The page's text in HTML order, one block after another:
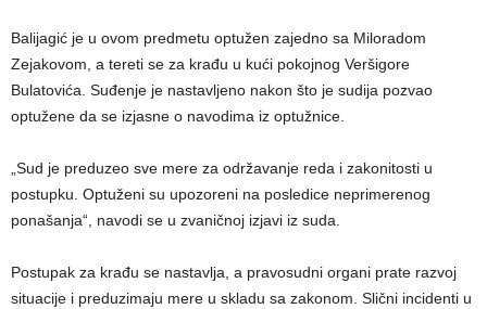
Balijagić je u ovom predmetu optužen zajedno sa Miloradom
Zejakovom, a tereti se za krađu u kući pokojnog Veršigore
Bulatovića. Suđenje je nastavljeno nakon što je sudija pozvao
optužene da se izjasne o navodima iz optužnice.
„Sud je preduzeo sve mere za održavanje reda i zakonitosti u
postupku. Optuženi su upozoreni na posledice neprimerenog
ponašanja“, navodi se u zvaničnoj izjavi iz suda.
Postupak za krađu se nastavlja, a pravosudni organi prate razvoj
situacije i preduzimaju mere u skladu sa zakonom. Slični incidenti u